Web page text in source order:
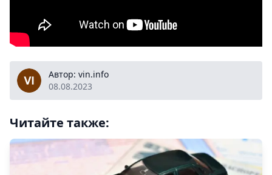
vin.infoАвтор: vin.info
08.08.2023
Читайте также: